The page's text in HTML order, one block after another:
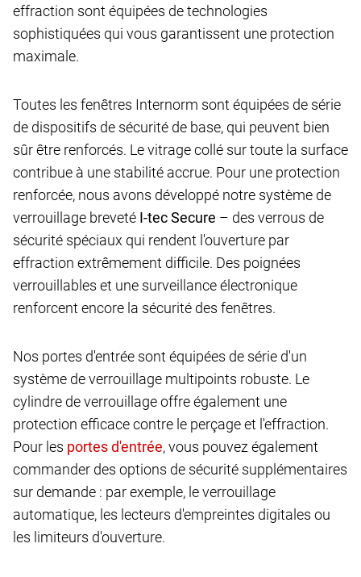
effraction sont équipées de technologies
sophistiquées qui vous garantissent une protection
maximale.
Toutes les fenêtres Internorm sont équipées de série
de dispositifs de sécurité de base, qui peuvent bien
sûr être renforcés. Le vitrage collé sur toute la surface
contribue à une stabilité accrue. Pour une protection
renforcée, nous avons développé notre système de
verrouillage breveté I-tec Secure – des verrous de
sécurité spéciaux qui rendent l'ouverture par
effraction extrêmement difficile. Des poignées
verrouillables et une surveillance électronique
renforcent encore la sécurité des fenêtres.
Nos portes d'entrée sont équipées de série d'un
système de verrouillage multipoints robuste. Le
cylindre de verrouillage offre également une
protection efficace contre le perçage et l'effraction.
Pour les
, vous pouvez également
commander des options de sécurité supplémentaires
sur demande : par exemple, le verrouillage
automatique, les lecteurs d'empreintes digitales ou
les limiteurs d'ouverture.